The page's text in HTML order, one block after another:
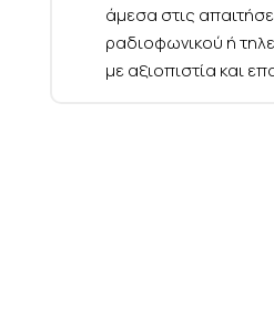
άμεσα στις
ραδιοφωνικού ή
με αξιοπιστία και